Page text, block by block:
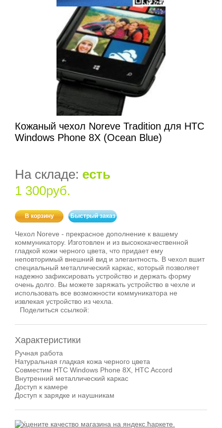
Кожаный чехол Noreve Tradition для HTC
Windows Phone 8X (Ocean Blue)
На складе: есть
1 300руб.
В корзину Быстрый заказ
Чехол Noreve - прекрасное дополнение к вашему
коммуникатору. Изготовлен и из высококачественной
гладкой кожи черного цвета, что придает ему
неповторимый внешний вид и элегантность. В чехол вшит
специальный металлический каркас, который позволяет
надежно зафиксировать устройство и держать форму
очень долго. Вы можете заряжать устройство в чехле и
использовать все возможности коммуникатора не
извлекая устройство из чехла.
Поделиться ссылкой:
Характеристики
Ручная работа
Натуральная гладкая кожа черного цвета
Совместим HTC Windows Phone 8X, HTC Accord
Внутренний металлический каркас
Доступ к камере
Доступ к зарядке и наушникам